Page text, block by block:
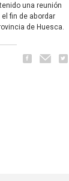
una reunión
fin de abordar
de Huesca.